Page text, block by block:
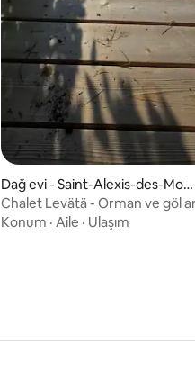
Dağ evi - Saint-Alexis-des-Mon
ts
Chalet Levätä - Orman ve göl
dinlenme + sauna
Konum · Aile · Ulaşım